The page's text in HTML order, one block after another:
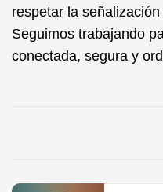
respetar la
Seguimos trabajando
conectada, segura y